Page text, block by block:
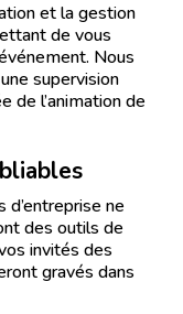
et la gestion
de vous
Nous
supervision
de l’animation de
ne
des outils de
invités des
gravés dans